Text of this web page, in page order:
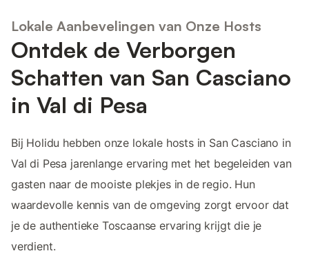
Lokale Aanbevelingen van Onze Hosts
Ontdek de Verborgen
Schatten van San Casciano
in Val di Pesa
Bij Holidu hebben onze lokale hosts in San Casciano in
Val di Pesa jarenlange ervaring met het begeleiden van
gasten naar de mooiste plekjes in de regio. Hun
waardevolle kennis van de omgeving zorgt ervoor dat
je de authentieke Toscaanse ervaring krijgt die je
verdient.